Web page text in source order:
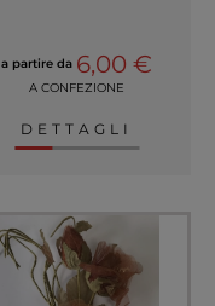
a partire da 6,00 €
A CONFEZIONE
DETTAGLI